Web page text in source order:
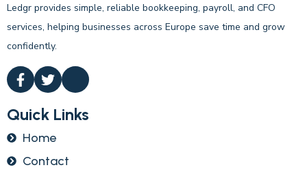
Ledgr provides simple, reliable bookkeeping, payroll, and CFO
services, helping businesses across Europe save time and grow
confidently.
Quick Links
Home
Contact